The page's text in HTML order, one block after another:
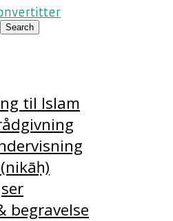
til Islam
begravelse